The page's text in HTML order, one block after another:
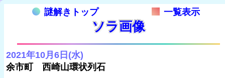
謎解きトップ 一覧表示
ソラ画像
2021年10月6日(水)
余市町 西崎山環状列石